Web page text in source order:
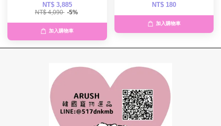
NT$ 3,885
NT$ 4,090 -5%
加入購物車
NT$ 180
加入購物車